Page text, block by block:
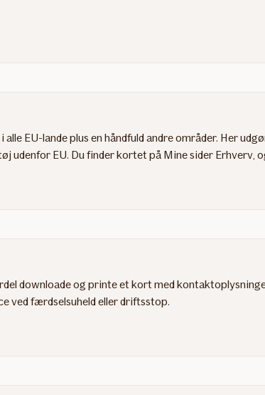
EU-lande plus en håndfuld andre områder. Her
EU. Du finder kortet på Mine sider Erhverv,
downloade og printe et kort med
ved færdselsuheld eller driftsstop.